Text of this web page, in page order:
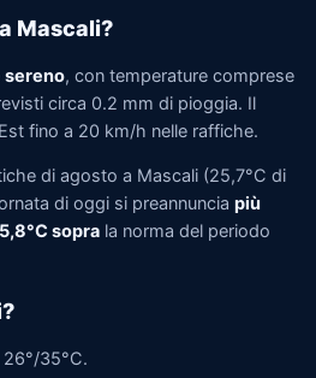
Mascali?
sereno, con temperature comprese
circa 0.2 mm di pioggia. Il
fino a 20 km/h nelle raffiche.
di agosto a Mascali (25,7°C di
di oggi si preannuncia più
sopra la norma del periodo
26°/35°C.